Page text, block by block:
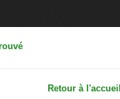
Retour à l'accueil